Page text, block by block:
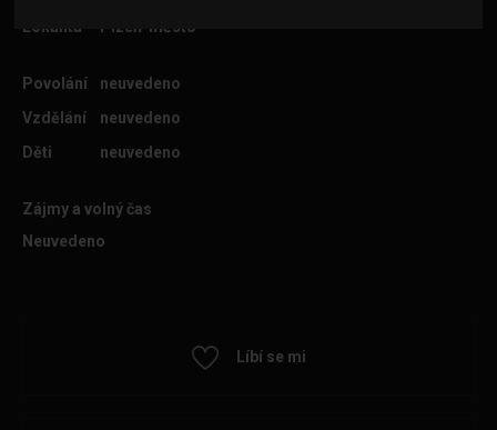
Lokalita
Plzeň-město
Povolání
neuvedeno
Vzdělání
neuvedeno
Děti
neuvedeno
Zájmy a volný čas
Neuvedeno
Líbí se mi